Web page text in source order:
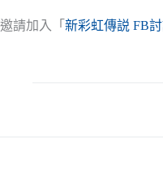
邀請加入「 新彩虹傳説 FB